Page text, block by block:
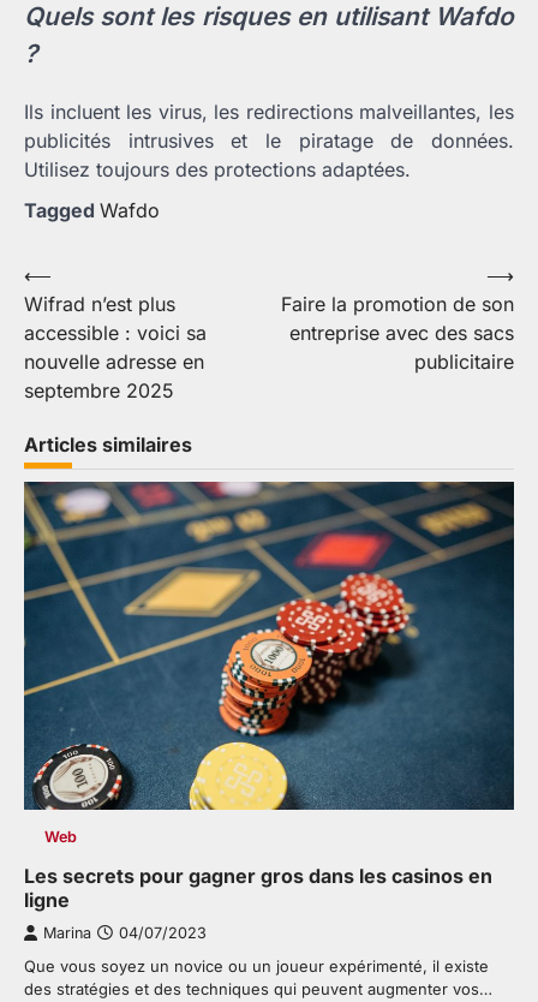
Quels sont les risques en utilisant Wafdo
?
Ils incluent les virus, les redirections malveillantes, les
publicités intrusives et le piratage de données.
Utilisez toujours des protections adaptées.
Tagged Wafdo
Navigation
de
l’article
⟵
Wifrad n’est plus
accessible : voici sa
nouvelle adresse en
septembre 2025
Faire la promotion de son
entreprise avec des sacs
publicitaire
⟶
Articles similaires
Web
Les secrets pour gagner gros dans les casinos en
ligne
Marina 04/07/2023
Que vous soyez un novice ou un joueur expérimenté, il existe
des stratégies et des techniques qui peuvent augmenter vos…